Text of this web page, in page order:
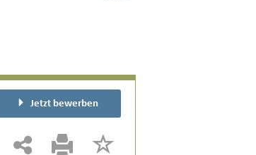
Jetzt bewerben